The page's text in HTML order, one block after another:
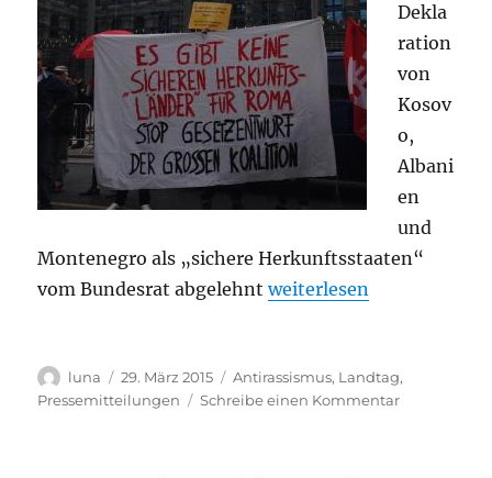
Dekla
ration
von
Kosov
o,
Albani
en
und
Montenegro als „sichere Herkunftsstaaten“
vom Bundesrat abgelehnt„Rückschlag auch für
weiterlesen
Autor
luna
Veröffentlicht
am
29. März 2015 Kategorien
Antirassismus, Landtag,
Pressemitteilungen
Schreibe einen Kommentarzu